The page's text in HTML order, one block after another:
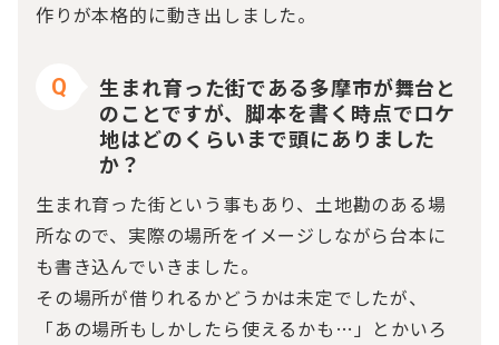
作りが本格的に動き出しました。
Q
生まれ育った街である多摩市が舞台と
のことですが、脚本を書く時点でロケ
地はどのくらいまで頭にありました
か？
生まれ育った街という事もあり、土地勘のある場
所なので、実際の場所をイメージしながら台本に
も書き込んでいきました。
その場所が借りれるかどうかは未定でしたが、
「あの場所もしかしたら使えるかも…」とかいろ